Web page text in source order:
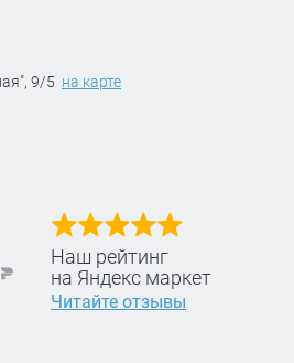
9/5 на карте
Наш рейтинг
на Яндекс маркет
Читайте отзывы